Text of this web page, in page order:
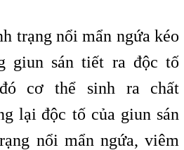
trạng nổi mẩn ngứa kéo
giun sán tiết ra độc tố
cơ thể sinh ra chất
lại iđộc tố của giun sán
nổi mẩn ngứa, viêm